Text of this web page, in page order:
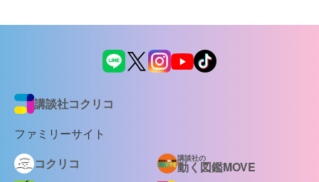
講談社コクリコ
ファミリーサイト
コクリコ
講談社の
動く図鑑MOVE